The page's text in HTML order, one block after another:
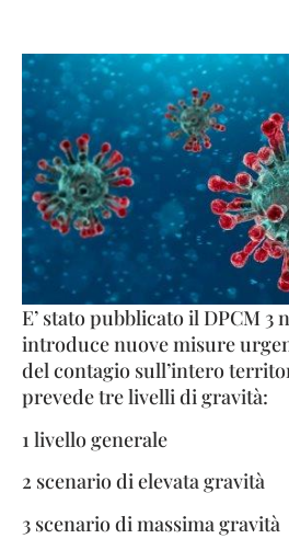
E’ stato pubblicato il DPCM 3
introduce nuove misure
del contagio sull’intero
prevede tre livelli di gravità:
1 livello generale
2 scenario di elevata gravità
3 scenario di massima gravità